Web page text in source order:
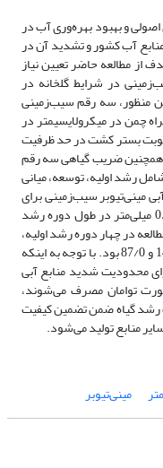
اصولی و بهبود بهره‌وری آب در
آب کشور و تشدید آن در
از مطالعه حاضر تعیین نیاز
در شرایط گلخانه در
منظور، سه رقم سیب‌زمینی
چمن در میکرولایسیمتر در
بستر کشت در حد ظرفیت
همچنین ضریب گیاهی سه رقم
رشد اولیه، توسعه، میانی
مینی‌تیوبر سیب‌زمینی برای
سه رقم مورد مطالعه در محدوده 2/69 تا 0/77 میلی‌متر در طول دوره رشد
در چهار دوره رشد اولیه،
توسعه، میانی و نهایی به‌ترتیب 49/0، 8/0، 14/1 و 87/0 بود. با توجه به اینکه
محدودیت شدید منابع آبی
توامان مصرف می‌شوند،
رشد گیاه ضمن تضمین کیفیت
منابع تولید می‌شود.
مینی‌تیوبر